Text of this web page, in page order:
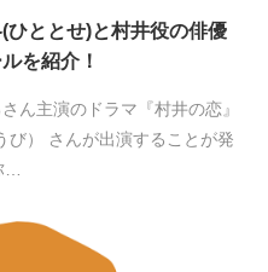
ひととせ)と村井役の俳優
を紹介！
ん主演のドラマ『村井の恋』
び） さんが出演することが発